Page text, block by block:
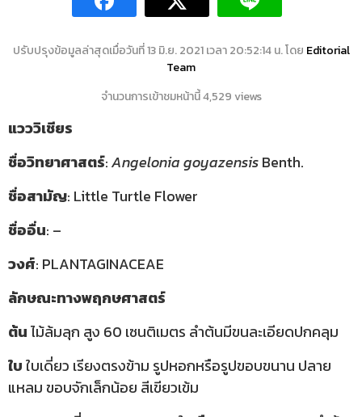
ปรับปรุงข้อมูลล่าสุดเมื่อวันที่ 13 มิ.ย. 2021 เวลา 20:52:14 น. โดย Editorial
Team
จำนวนการเข้าชมหน้านี้ 4,529 views
แวววิเชียร
ชื่อวิทยาศาสตร์:Angelonia goyazensisBenth.
ชื่อสามัญ: Little Turtle Flower
ชื่ออื่น: –
วงศ์: PLANTAGINACEAE
ลักษณะทางพฤกษศาสตร์
ต้นไม้ล้มลุก สูง 60 เซนติเมตร ลำต้นมีขนละเอียดปกคลุม
ใบใบเดี่ยว เรียงตรงข้าม รูปหอกหรือรูปขอบขนาน ปลาย
แหลม ขอบจักเล็กน้อย สีเขียวเข้ม